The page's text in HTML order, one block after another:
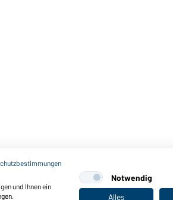
und Ihnen ein
Notwendig
Alles